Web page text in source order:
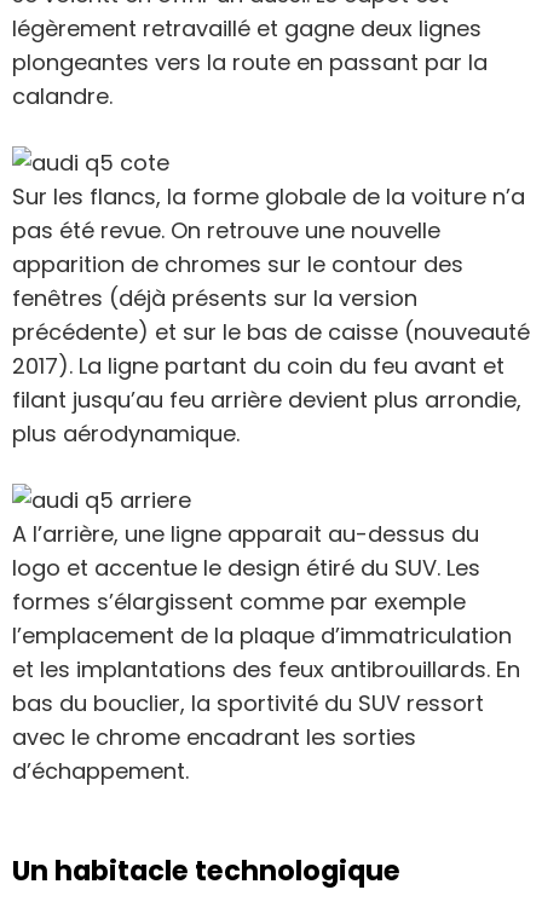
légèrement retravaillé et gagne deux lignes
plongeantes vers la route en passant par la
calandre.
Sur les flancs, la forme globale de la voiture n’a
pas été revue. On retrouve une nouvelle
apparition de chromes sur le contour des
fenêtres (déjà présents sur la version
précédente) et sur le bas de caisse (nouveauté
2017). La ligne partant du coin du feu avant et
filant jusqu’au feu arrière devient plus arrondie,
plus aérodynamique.
A l’arrière, une ligne apparait au-dessus du
logo et accentue le design étiré du SUV. Les
formes s’élargissent comme par exemple
l’emplacement de la plaque d’immatriculation
et les implantations des feux antibrouillards. En
bas du bouclier, la sportivité du SUV ressort
avec le chrome encadrant les sorties
d’échappement.
Un habitacle technologique